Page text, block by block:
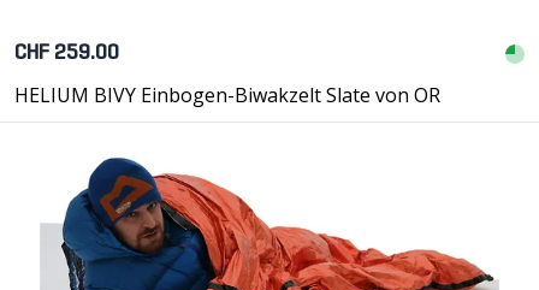
CHF 259.00
HELIUM BIVY Einbogen-Biwakzelt Slate von OR